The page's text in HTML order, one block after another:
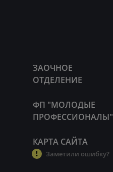
ЗАОЧНОЕ
ОТДЕЛЕНИЕ
ФП "МОЛОДЫЕ
ПРОФЕССИОНАЛЫ"
КАРТА САЙТА
Заметили ошибку?